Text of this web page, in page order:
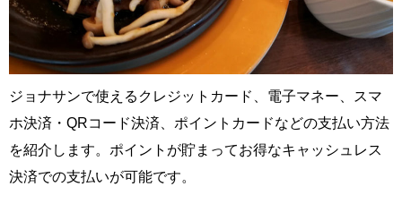
ジョナサンで使えるクレジットカード、電子マネー、スマ
ホ決済・QRコード決済、ポイントカードなどの支払い方法
を紹介します。ポイントが貯まってお得なキャッシュレス
決済での支払いが可能です。